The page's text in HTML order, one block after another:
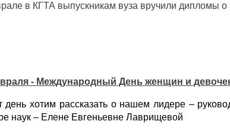
в КГТА выпускникам вуза вручили дипломы
- Международный День женщин и
день хотим рассказать о нашем лидере –
наук – Елене Евгеньевне Лаврищевой